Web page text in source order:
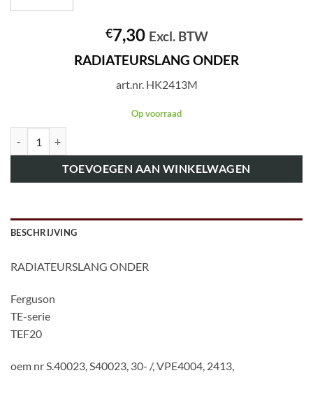
€7,30 Excl. BTW
RADIATEURSLANG ONDER
art.nr. HK2413M
Op voorraad
TOEVOEGEN AAN WINKELWAGEN
BESCHRIJVING
RADIATEURSLANG ONDER
Ferguson
TE-serie
TEF20
oem nr S.40023, S40023, 30- /, VPE4004, 2413,